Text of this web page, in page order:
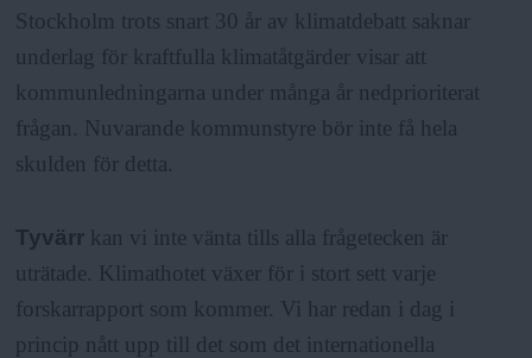
Stockholm trots snart 30 år av klimatdebatt saknar
underlag för kraftfulla klimatåtgärder visar att
kommunledningarna under många år nedprioriterat
frågan. Nuvarande kommunstyre bör inte få hela
skulden för detta.
Tyvärr kan vi inte vänta tills alla frågetecken är
uträtade. Klimathotet växer för i stort sett varje
forskarrapport som kommer. Vi har redan i dag i
princip nått upp till det som det internationella